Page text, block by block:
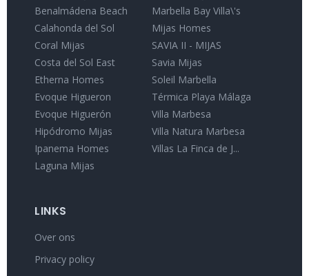
Benalmádena Beach
Calahonda del Sol
Coral Mijas
Costa del Sol East
Etherna Homes
Evoque Higueron
Evoque Higuerón
Hipódromo Mijas
Ipanema Homes
Laguna Mijas
Marbella Bay Villa\'s
Mijas Homes
SAVIA II - MIJAS
Savia Mijas
Soleil Marbella
Térmica Playa Málaga
Villa Marbesa
Villa Natura Marbesa
Villas La Finca de J...
LINKS
Over ons
Privacy policy